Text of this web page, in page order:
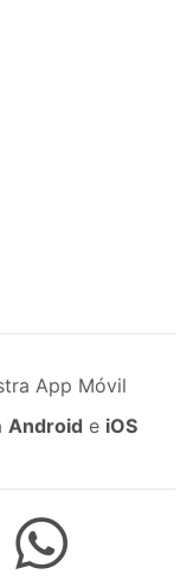
App Móvil
Android e iOS